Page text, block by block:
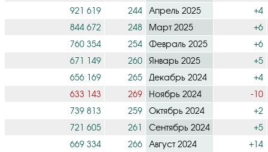
921 619
244 Апрель 2025
+4
844 672
248 Март 2025
+6
760 354
254 Февраль 2025
+6
671 149
260 Январь 2025
+5
656 169
265 Декабрь 2024
+4
633 143
269 Ноябрь 2024
-10
739 813
259 Октябрь 2024
+2
721 605
261 Сентябрь 2024
+5
669 334
266 Август 2024
+14